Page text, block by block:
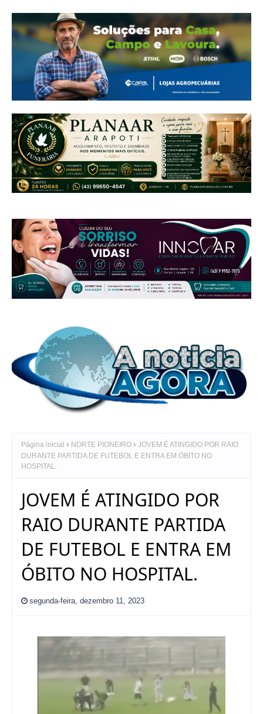
Página inicial NORTE PIONEIRO
JOVEM É ATINGIDO POR RAIO
DURANTE PARTIDA DE FUTEBOL E ENTRA EM ÓBITO NO
HOSPITAL.
JOVEM É ATINGIDO POR
RAIO DURANTE PARTIDA
DE FUTEBOL E ENTRA EM
ÓBITO NO HOSPITAL.
segunda-feira, dezembro 11, 2023